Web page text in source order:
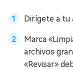
Dirígete a tu
Marca
archivos
«Revisar»